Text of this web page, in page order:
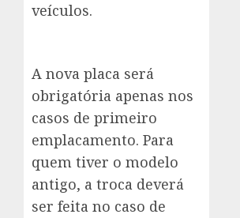
veículos.
A nova placa será
obrigatória apenas nos
casos de primeiro
emplacamento. Para
quem tiver o modelo
antigo, a troca deverá
ser feita no caso de